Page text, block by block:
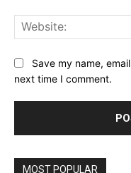
Save my name,
next time I comment.
MOST POPULAR